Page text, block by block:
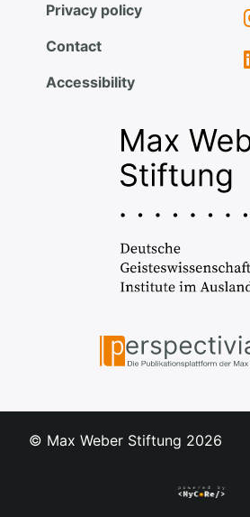
Privacy policy
Contact
Accessibility
© Max Weber Stiftung 2026